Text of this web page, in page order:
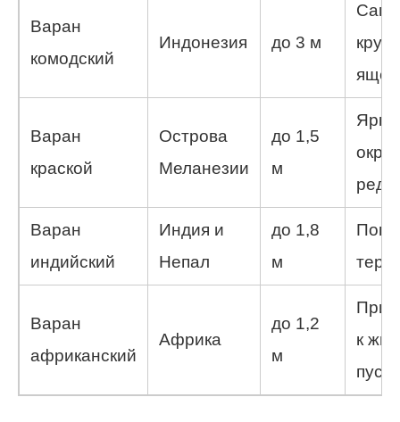
Варан
комодский
Индонезия до 3 м
Варан
краской
Острова
Меланезии
до 1,5
м
Варан
индийский
Индия и
Непал
до 1,8
м
Варан
африканский
Африка
до 1,2
м
к